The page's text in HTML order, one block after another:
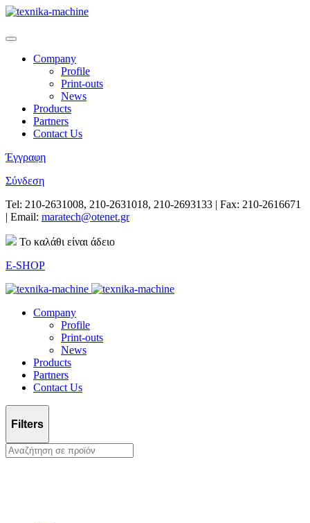
Company
Profile
Print-outs
News
Products
Partners
Contact Us
Έγγραφη
Σύνδεση
Tel: 210-2631008, 210-2631018, 210-2693133 | Fax: 210-2616671
| Email: maratech@otenet.gr
Το καλάθι είναι άδειο
E-SHOP
Company
Profile
Print-outs
News
Products
Partners
Contact Us
Filters